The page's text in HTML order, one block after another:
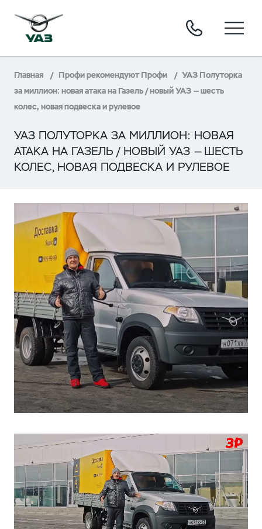
Главная Профи рекомендуют Профи
УАЗ Полуторка
за миллион: новая атака на Газель / новый УАЗ — шесть
колес, новая подвеска и рулевое
УАЗ ПОЛУТОРКА ЗА МИЛЛИОН: НОВАЯ
АТАКА НА ГАЗЕЛЬ / НОВЫЙ УАЗ — ШЕСТЬ
КОЛЕС, НОВАЯ ПОДВЕСКА И РУЛЕВОЕ